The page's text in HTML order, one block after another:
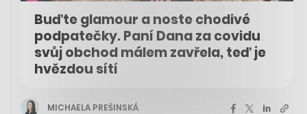
Buďte glamour a noste chodivé
podpatečky. Paní Dana za covidu
svůj obchod málem zavřela, teď je
hvězdou sítí
MICHAELA PREŠINSKÁ